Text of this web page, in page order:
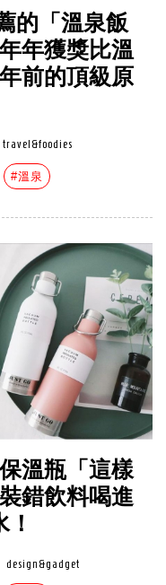
的「溫泉飯
年獲獎比溫
前的頂級原
travel&foodies
#溫泉
溫瓶「這樣
錯飲料喝進
design&gadget